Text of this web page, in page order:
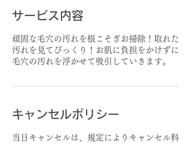
サービス内容
頑固な毛穴の汚れを根こそぎお掃除！取れた
汚れを見てびっくり！お肌に負担をかけずに
毛穴の汚れを浮かせて吸引していきます。
キャンセルポリシー
当日キャンセルは、規定によりキャンセル料